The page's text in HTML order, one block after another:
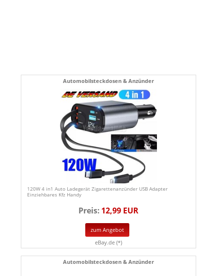
Automobilsteckdosen & Anzünder
120W 4 in1 Auto Ladegerät Zigarettenanzünder USB Adapter
Einziehbares Kfz Handy
Preis: 12,99 EUR
zum Angebot
eBay.de (*)
Automobilsteckdosen & Anzünder